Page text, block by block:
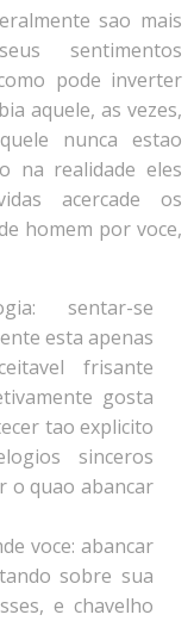
sao mais
sentimentos
pode inverter
aquele, as vezes,
nunca estao
na realidade eles
acercade os
homem por voce,
sentar-se
esta apenas
frisante
gosta
tao explicito
sinceros
o quao abancar
voce: abancar
sobre sua
e chavelho